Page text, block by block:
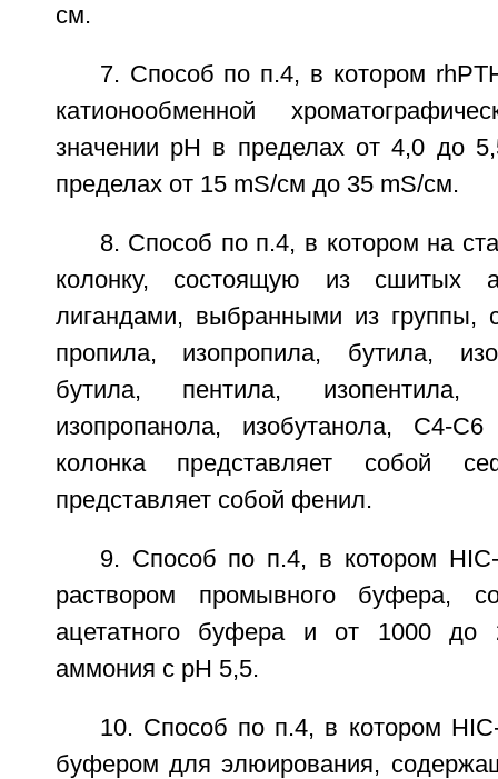
см.
7. Способ по п.4, в котором
катионообменной
значении рН в пределах от 4,0 до
пределах от 15 mS/см до 35 mS/см.
8. Способ по п.4, в котором на
колонку, состоящую из сшитых
лигандами, выбранными из группы,
пропила, изопропила, бутила,
бутила, пентила, изопентила,
изопропанола, изобутанола, С4-
колонка представляет собой
представляет собой фенил.
9. Способ по п.4, в котором
раствором промывного буфера,
ацетатного буфера и от 1000
аммония с рН 5,5.
10. Способ по п.4, в котором
буфером для элюирования,